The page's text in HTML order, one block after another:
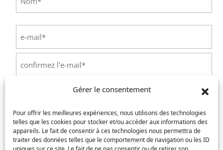
Gérer le consentement
Pour offrir les meilleures expériences, nous utilisons des technologies
telles que les cookies pour stocker et/ou accéder aux informations des
appareils. Le fait de consentir à ces technologies nous permettra de
traiter des données telles que le comportement de navigation ou les ID
mail(Nécessaire)
Saisissez
un
e-
(Nécessaire)
Service concerné(Nécessaire)